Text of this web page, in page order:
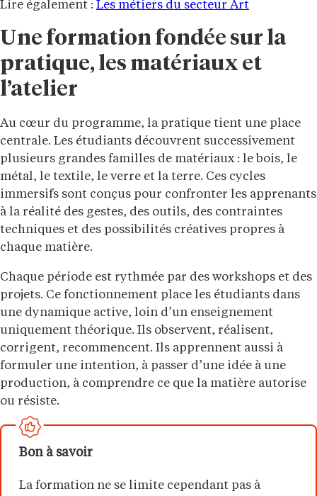
Lire également : Les métiers du secteur Art
Une formation fondée sur la
pratique, les matériaux et
l’atelier
Au cœur du programme, la pratique tient une place
centrale. Les étudiants découvrent successivement
plusieurs grandes familles de matériaux : le bois, le
métal, le textile, le verre et la terre. Ces cycles
immersifs sont conçus pour confronter les apprenants
à la réalité des gestes, des outils, des contraintes
techniques et des possibilités créatives propres à
chaque matière.
Chaque période est rythmée par des workshops et des
projets. Ce fonctionnement place les étudiants dans
une dynamique active, loin d’un enseignement
uniquement théorique. Ils observent, réalisent,
corrigent, recommencent. Ils apprennent aussi à
formuler une intention, à passer d’une idée à une
production, à comprendre ce que la matière autorise
ou résiste.
Bon à savoir
La formation ne se limite cependant pas à